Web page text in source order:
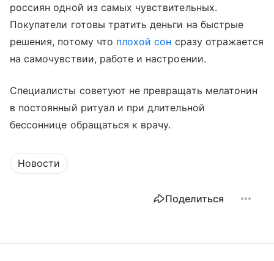
россиян одной из самых чувствительных.
Покупатели готовы тратить деньги на быстрые
решения, потому что плохой сон сразу отражается
на самочувствии, работе и настроении.
Специалисты советуют не превращать мелатонин
в постоянный ритуал и при длительной
бессоннице обращаться к врачу.
Новости
Поделиться